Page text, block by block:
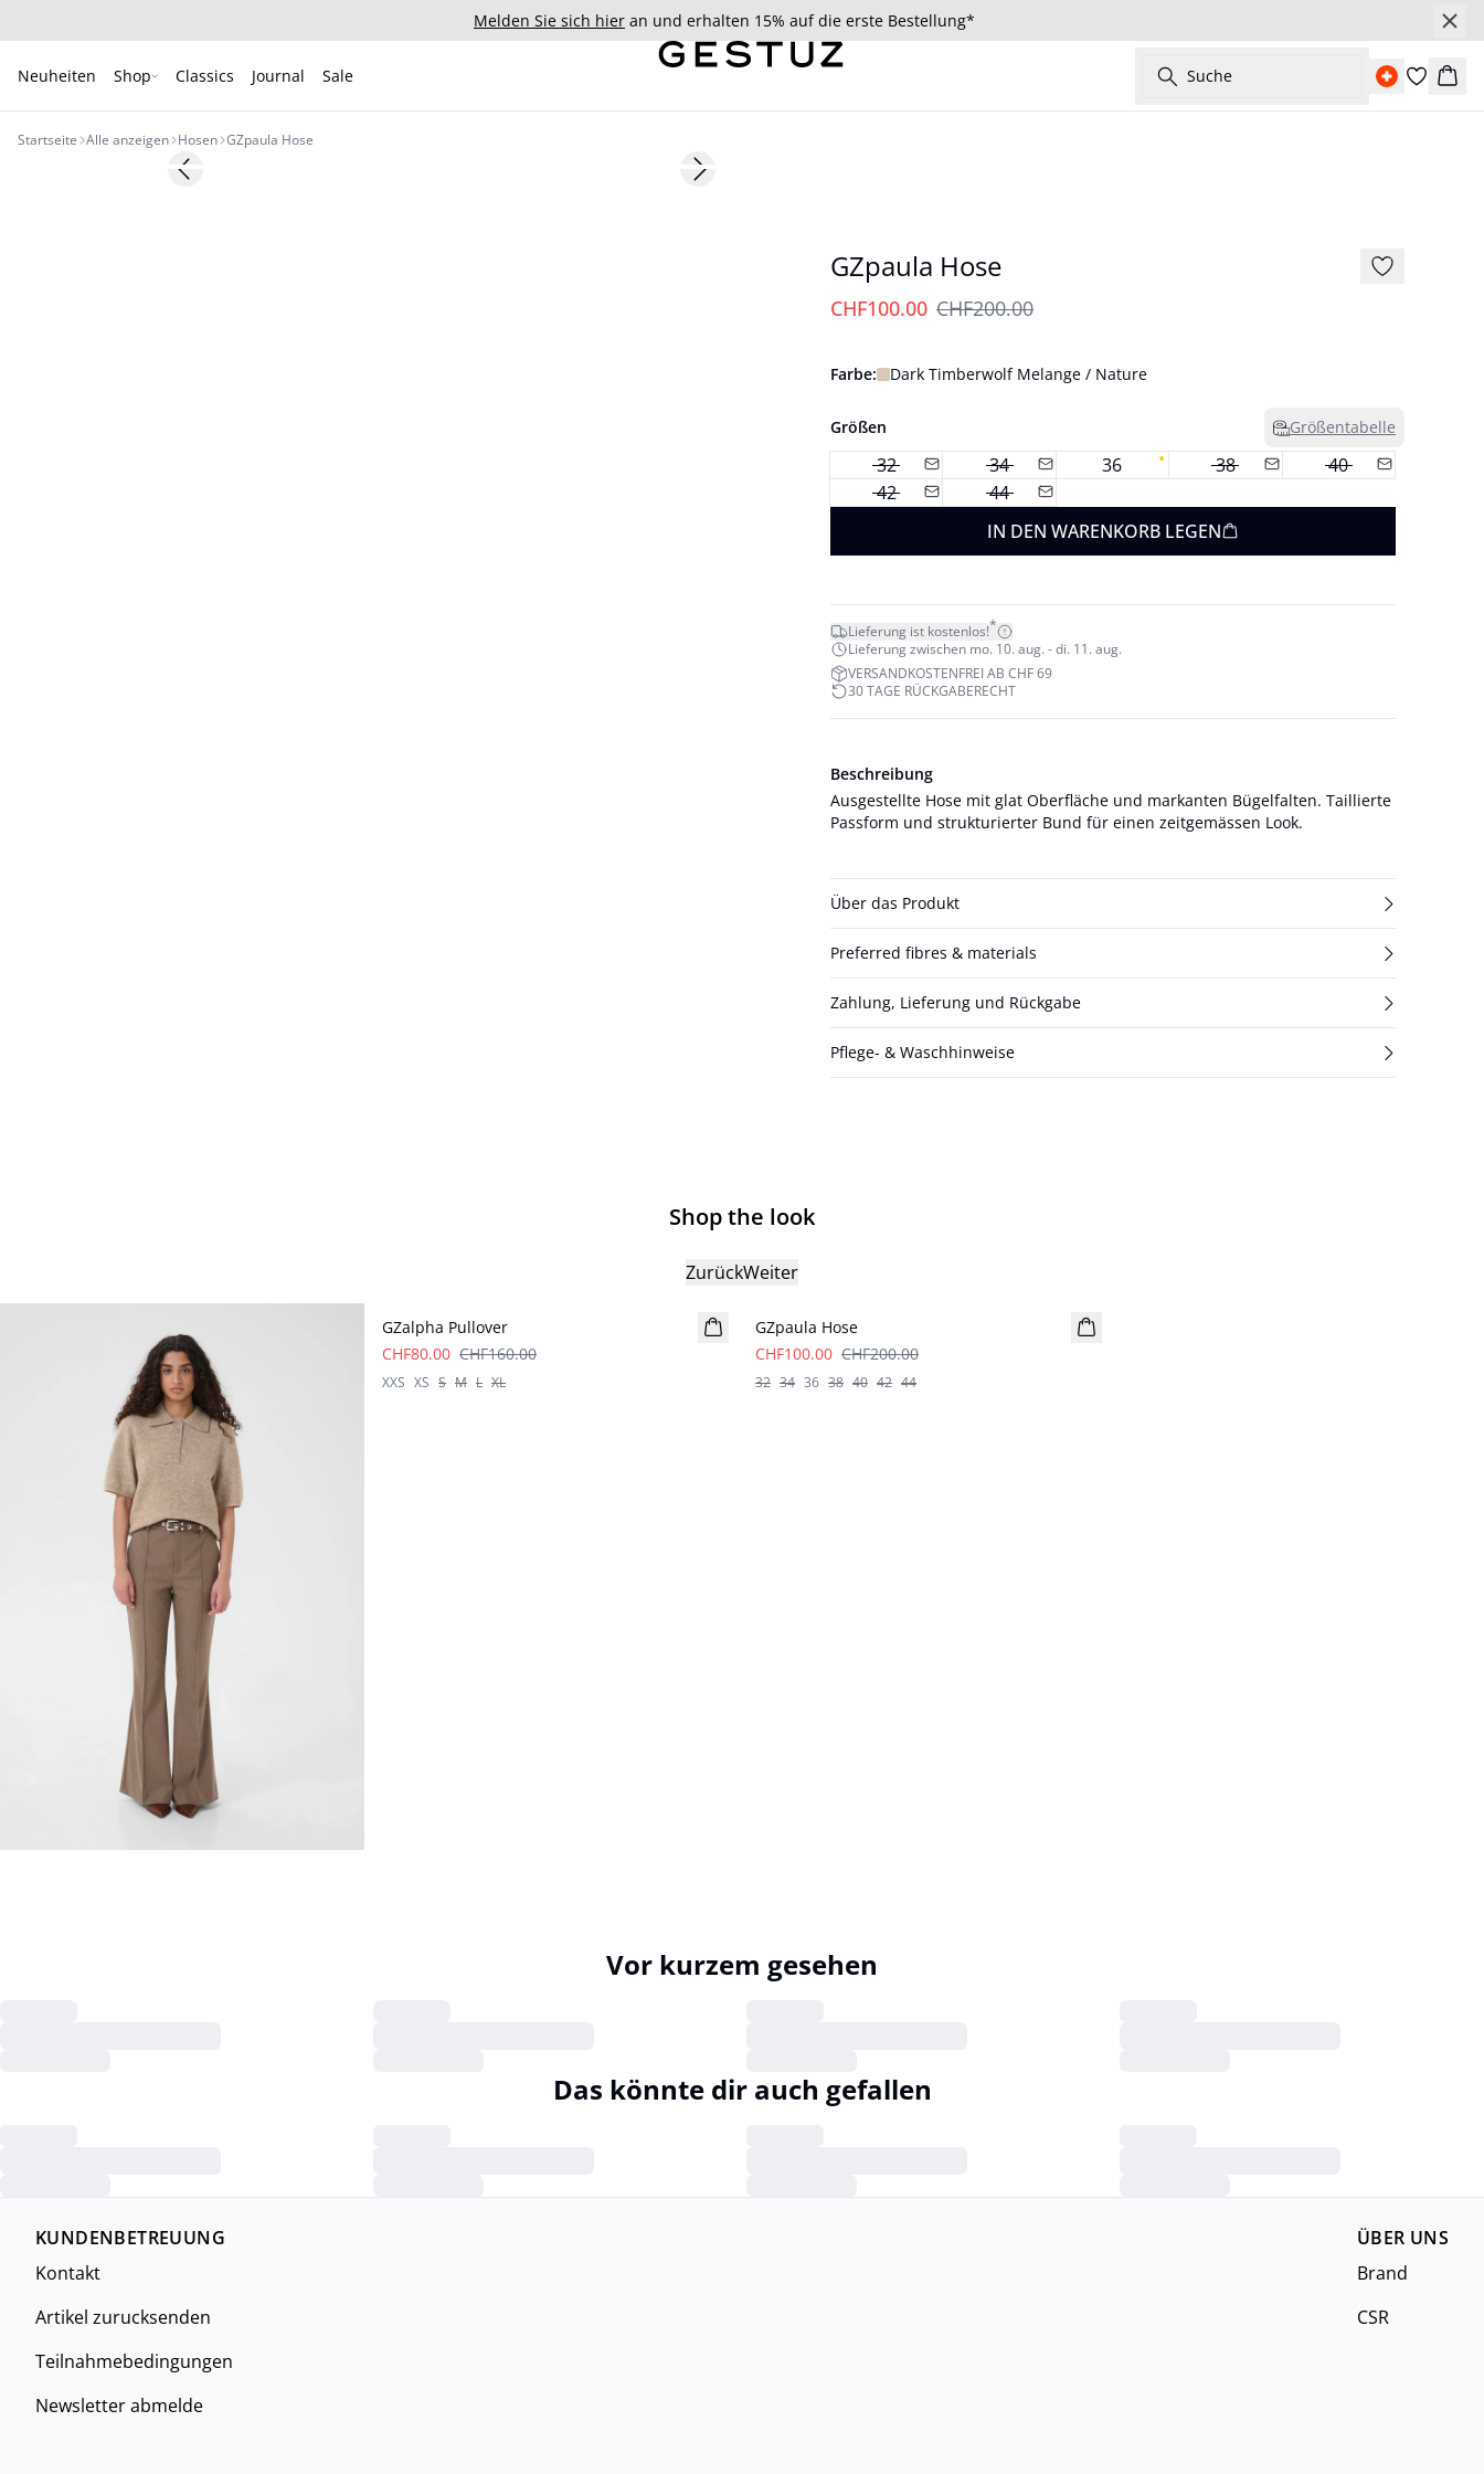
Melden Sie sich hier an und erhalten 15% auf die erste Bestellung*
Neuheiten Shop Classics Journal Sale Suche
Startseite Alle anzeigen Hosen GZpaula Hose
- 50%Previous slide Next slide
GZpaula Hose
CHF100.00 CHF200.00
Farbe: Dark Timberwolf Melange / Nature
Größen Größentabelle
32 34 36 38
40
42
44
IN DEN WARENKORB LEGEN
Lieferung ist kostenlos!*
Lieferung zwischen mo. 10. aug. - di. 11. aug.
VERSANDKOSTENFREI AB CHF 69
30 TAGE RÜCKGABERECHT
Beschreibung
Ausgestellte Hose mit glat Oberfläche und markanten Bügelfalten. Taillierte
Passform und strukturierter Bund für einen zeitgemässen Look.
Über das Produkt
Preferred fibres & materials
Zahlung, Lieferung und Rückgabe
Pflege- & Waschhinweise
Shop the look
ZurückWeiter
GZalpha Pullover
CHF80.00 CHF160.00
XXS XS S M L XL
- 50%
GZpaula Hose
CHF100.00 CHF200.00
32 34 36 38 40 42 44
Vor kurzem gesehen
Das könnte dir auch gefallen
KUNDENBETREUUNG
Kontakt
Artikel zurucksenden
Teilnahmebedingungen
Newsletter abmelde
ÜBER UNS
Brand
CSR